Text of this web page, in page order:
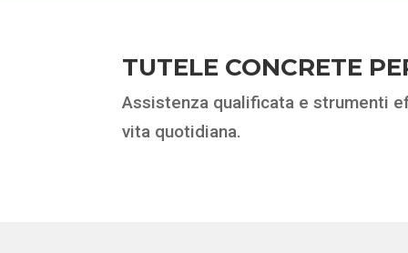
TUTELE CONCRETE
Assistenza qualificata e strumenti
vita quotidiana.